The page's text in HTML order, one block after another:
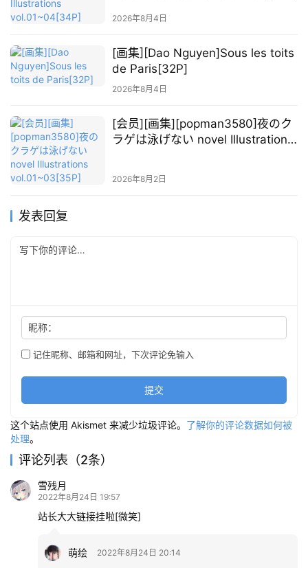
萌
绘
库
本
站
2026年8月4日
[画集][Dao Nguyen]Sous les toits
de Paris[32P]
2026年8月4日
[会员][画集][popman3580]夜のク
ラゲは泳げない novel Illustrations
2026年8月2日
发表回复
昵称：
记住昵称、邮箱和网址，下次评论免输入
提交
这个站点使用 Akismet 来减少垃圾评论。 了解你的评论数据如何被
处理。
评论列表（2条）
雪残月
2022年8月24日 19:57
站长大大链接挂啦[微笑]
萌绘 2022年8月24日 20:14